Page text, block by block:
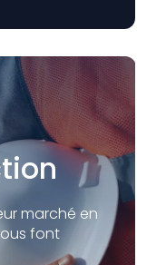
marché en
font